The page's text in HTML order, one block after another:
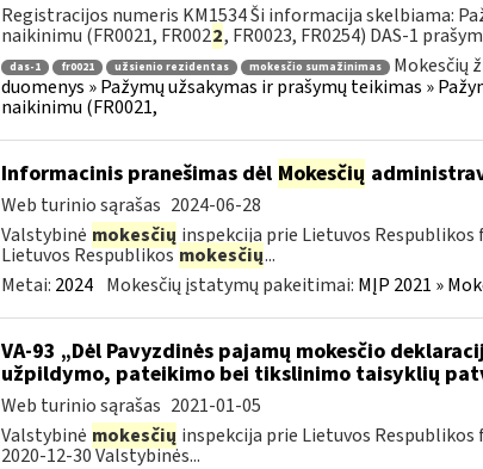
Registracijos numeris KM1534 Ši informacija skelbiama:
naikinimu (FR0021, FR0022, FR0023, FR0254) DAS-1
das-1 fr0021 užsienio rezidentas mokesčio sumažinimas Mokesčių
duomenys » Pažymų užsakymas ir prašymų teikimas »
naikinimu (FR0021,
Informacinis pranešimas dėl Mokesčių
Web turinio sąrašas 2024-06-28
Valstybinė mokesčių inspekcija prie Lietuvos
Lietuvos Respublikosmokesčių...
Metai: 2024 Mokesčių įstatymų pakeitimai: MĮP 2021 »
VA-93 „Dėl Pavyzdinės pajamų mokesčio
užpildymo, pateikimo bei tikslinimo taisyklių
Web turinio sąrašas 2021-01-05
Valstybinė mokesčių inspekcija prie Lietuvos
2020-12-30 Valstybinės...